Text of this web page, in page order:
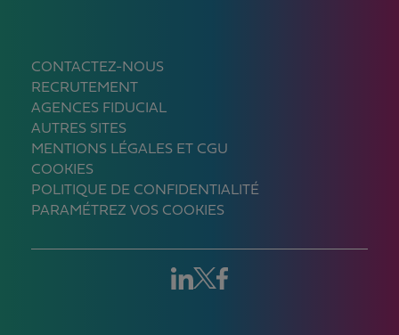
CONTACTEZ-NOUS
RECRUTEMENT
AGENCES FIDUCIAL
AUTRES SITES
MENTIONS LÉGALES ET CGU
COOKIES
POLITIQUE DE CONFIDENTIALITÉ
PARAMÉTREZ VOS COOKIES